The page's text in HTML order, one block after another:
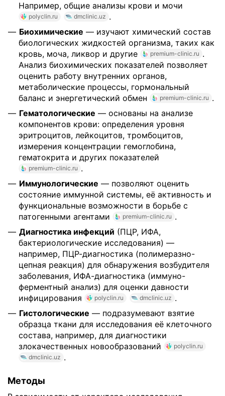
Например, общие анализы крови и мочи
polyclin.ru dmclinic.uz .
Биохимические — изучают химический состав
биологических жидкостей организма, таких как
кровь, моча, ликвор и другие
premium-clinic.ru .
Анализ биохимических показателей позволяет
оценить работу внутренних органов,
метаболические процессы, гормональный
баланс и энергетический обмен
premium-clinic.ru .
Гематологические — основаны на анализе
компонентов крови: определения уровня
эритроцитов, лейкоцитов, тромбоцитов,
измерения концентрации гемоглобина,
гематокрита и других показателей
premium-clinic.ru .
Иммунологические — позволяют оценить
состояние иммунной системы, её активность и
функциональные возможности в борьбе с
патогенными агентами
premium-clinic.ru .
Диагностика инфекций (ПЦР, ИФА,
бактериологические исследования) —
например, ПЦР-диагностика (полимеразно-
цепная реакция) для обнаружения возбудителя
заболевания, ИФА-диагностика (иммуно-
ферментный анализ) для оценки давности
инфицирования
polyclin.ru dmclinic.uz .
Гистологические — подразумевают взятие
образца ткани для исследования её клеточного
состава, например, для диагностики
злокачественных новообразований
polyclin.ru
dmclinic.uz .
Методы